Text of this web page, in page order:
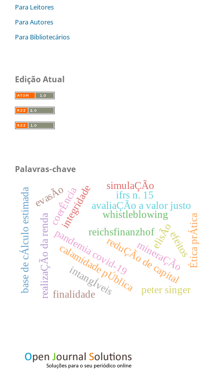
Para Leitores
Para Autores
Para Bibliotecários
Edição Atual
Palavras-chave
reichsfinanzhof
whistleblowing
calamidade pÚblica
pandemia covid-19
realizaÇÃo da renda
avaliaÇÃo a valor justo
reduÇÃo de capital
elisÃo
integridade
mineraÇÃo
ifrs n. 15
coerÊncia
peter singer
Ética prÁtica
intangÍveis
simulaÇÃo
evasÃo
efeitos
finalidade
base de cÁlculo estimada